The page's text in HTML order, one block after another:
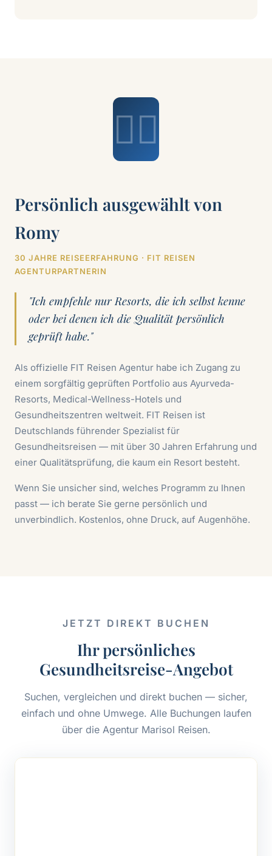
🧘‍♀️
Persönlich ausgewählt von
Romy
30 JAHRE REISEERFAHRUNG · FIT REISEN
AGENTURPARTNERIN
"Ich empfehle nur Resorts, die ich selbst kenne
oder bei denen ich die Qualität persönlich
geprüft habe."
Als offizielle FIT Reisen Agentur habe ich Zugang zu
einem sorgfältig geprüften Portfolio aus Ayurveda-
Resorts, Medical-Wellness-Hotels und
Gesundheitszentren weltweit. FIT Reisen ist
Deutschlands führender Spezialist für
Gesundheitsreisen — mit über 30 Jahren Erfahrung und
einer Qualitätsprüfung, die kaum ein Resort besteht.
Wenn Sie unsicher sind, welches Programm zu Ihnen
passt — ich berate Sie gerne persönlich und
unverbindlich. Kostenlos, ohne Druck, auf Augenhöhe.
JETZT DIREKT BUCHEN
Ihr persönliches
Gesundheitsreise-Angebot
Suchen, vergleichen und direkt buchen — sicher,
einfach und ohne Umwege. Alle Buchungen laufen
über die Agentur Marisol Reisen.